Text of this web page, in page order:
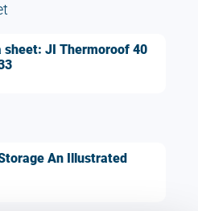
sheet: JI Thermoroof 40
An Illustrated